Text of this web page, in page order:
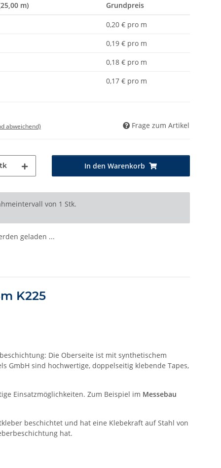
m) Grundpreis
0,20 € pro m
0,19 € pro m
0,18 € pro m
0,17 € pro m
abweichend) Frage zum Artikel
In den Warenkorb
von 1 Stk.
geladen ...
K225
Die Oberseite ist mit synthetischem
GmbH sind hochwertige, doppelseitig klebende Tapes,
Einsatzmöglichkeiten. Zum Beispiel im Messebau
beschichtet und hat eine Klebekraft auf Stahl von
hat.